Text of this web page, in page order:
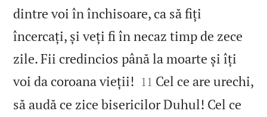
dintre voi în închisoare, ca să fiți
încercați, și veți fi în necaz timp de zece
zile. Fii credincios până la moarte și îți
voi da coroana vieții! 

11 Cel ce are urechi,
să audă ce zice bisericilor Duhul! Cel ce